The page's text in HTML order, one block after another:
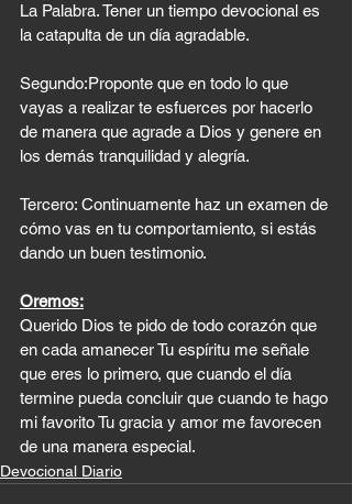
La Palabra. Tener un tiempo devocional es
la catapulta de un día agradable.
Segundo:Proponte que en todo lo que
vayas a realizar te esfuerces por hacerlo
de manera que agrade a Dios y genere en
los demás tranquilidad y alegría.
Tercero: Continuamente haz un examen de
cómo vas en tu comportamiento, si estás
dando un buen testimonio.
Oremos:
Querido Dios te pido de todo corazón que
en cada amanecer Tu espíritu me señale
que eres lo primero, que cuando el día
termine pueda concluir que cuando te hago
mi favorito Tu gracia y amor me favorecen
de una manera especial.
Devocional Diario